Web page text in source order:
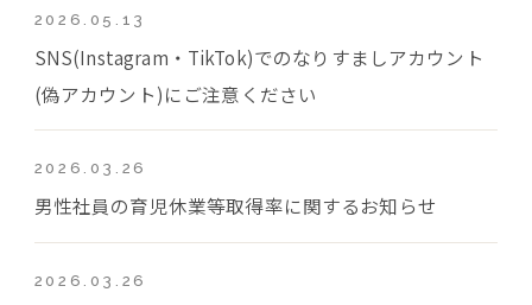
2026.05.13
SNS(Instagram・TikTok)でのなりすましアカウント
(偽アカウント)にご注意ください
2026.03.26
男性社員の育児休業等取得率に関するお知らせ
2026.03.26